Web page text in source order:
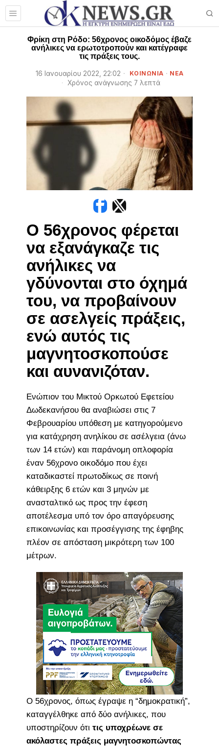
Φρίκη στη Ρόδο: 56χρονος οικοδόμος έβαζε
ανήλικες να ερωτοτροπούν και κατέγραφε
τις πράξεις τους.
16 Ιανουαρίου 2022, 22:02 ΚΟΙΝΩΝΙΑ · ΝΕΑ
Χρόνος ανάγνωσης 7 λεπτά
Ο 56χρονος φέρεται
να εξανάγκαζε τις
ανήλικες να
γδύνονται στο όχημά
του, να προβαίνουν
σε ασελγείς πράξεις,
ενώ αυτός τις
μαγνητοσκοπούσε
και αυνανιζόταν.
Ενώπιον του Μικτού Ορκωτού Εφετείου
Δωδεκανήσου θα αναβιώσει στις 7
Φεβρουαρίου υπόθεση με κατηγορούμενο
για κατάχρηση ανηλίκου σε ασέλγεια (άνω
των 14 ετών) και παράνομη οπλοφορία
έναν 56χρονο οικοδόμο που έχει
καταδικαστεί πρωτοδίκως σε ποινή
κάθειρξης 6 ετών και 3 μηνών με
ανασταλτικό ως προς την έφεση
αποτέλεσμα υπό τον όρο απαγόρευσης
επικοινωνίας και προσέγγισης της έφηβης
πλέον σε απόσταση μικρότερη των 100
μέτρων.
Ο 56χρονος, όπως έγραψε η “δημοκρατική”,
καταγγέλθηκε από δύο ανήλικες, που
υποστηρίζουν ότι τις υποχρέωνε σε
ακόλαστες πράξεις μαγνητοσκοπώντας